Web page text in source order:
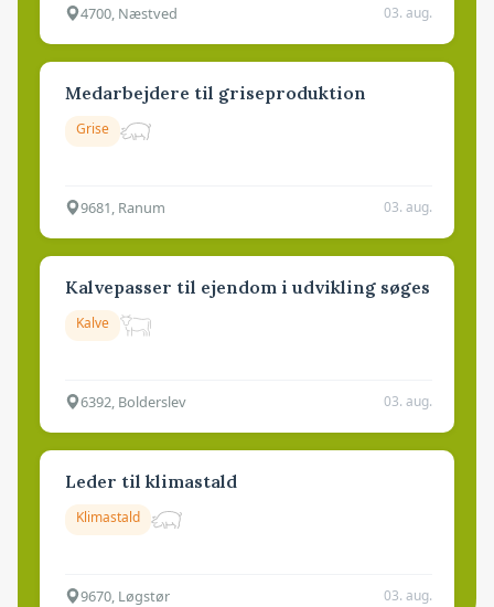
4700, Næstved 03. aug.
Medarbejdere til griseproduktion
Grise
9681, Ranum 03. aug.
Kalvepasser til ejendom i udvikling søges
Kalve
6392, Bolderslev 03. aug.
Leder til klimastald
Klimastald
9670, Løgstør 03. aug.